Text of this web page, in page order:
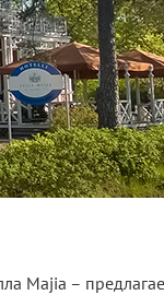
Majia –